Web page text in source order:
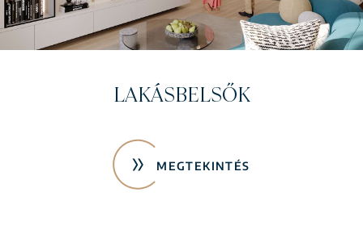
LAKÁSBELSŐK
MEGTEKINTÉS